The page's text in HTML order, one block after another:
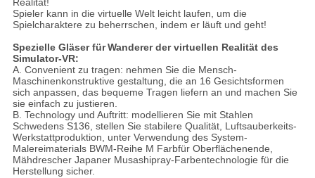
Realität!
Spieler kann in die virtuelle Welt leicht laufen, um die
Spielcharaktere zu beherrschen, indem er läuft und geht!
Spezielle Gläser fürWanderer der virtuellen Realität des
Simulator-VR:
A. Convenient zu tragen: nehmen Sie die Mensch-
Maschinenkonstruktive gestaltung, die an 16 Gesichtsformen
sich anpassen, das bequeme Tragen liefern an und machen Sie
sie einfach zu justieren.
B. Technology und Auftritt: modellieren Sie mit Stahlen
Schwedens S136, stellen Sie stabilere Qualität, Luftsauberkeits-
Werkstattproduktion, unter Verwendung des System-
Malereimaterials BWM-Reihe M Farbfür Oberflächenende,
Mähdrescher Japaner Musashipray-Farbentechnologie für die
Herstellung sicher.